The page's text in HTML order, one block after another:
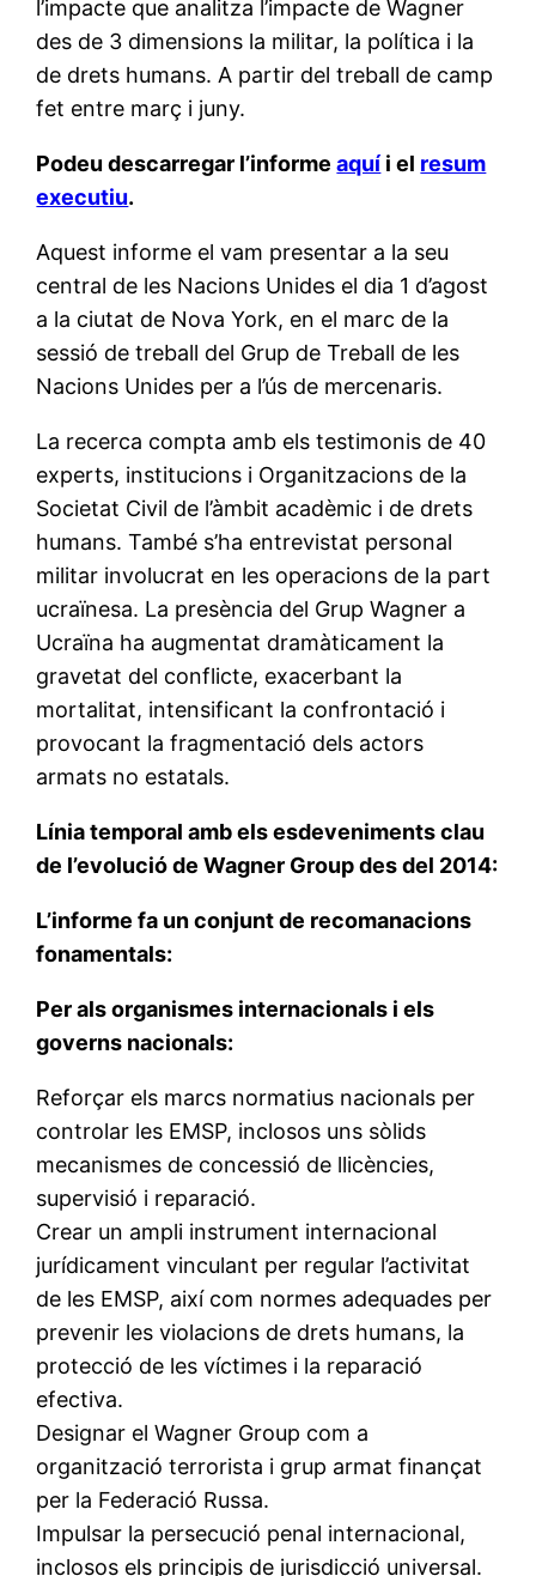
l’impacte que analitza l’impacte deWagner
des de 3 dimensions la militar, la política i la
de drets humans. A partir deltreball de camp
fet entre març i juny.
Podeu descarregar l’informeaquí i el resum
executiu.
Aquest informe el vam presentar a la seu
central de les Nacions Unides el dia 1 d’agost
a la ciutat de Nova York, en el marc de la
sessió de treball del Grup de Treball de les
Nacions Unides per a l’ús de mercenaris.
La recerca compta amb els testimonis de 40
experts, institucions i Organitzacions de la
Societat Civil de l’àmbit acadèmic i de drets
humans. També s’ha entrevistat personal
militar involucrat en les operacions de la part
ucraïnesa. La presència del Grup Wagner a
Ucraïna ha augmentat dramàticament la
gravetat del conflicte, exacerbant la
mortalitat, intensificant la confrontació i
provocant la fragmentació dels actors
armats no estatals.
Línia temporal amb els esdeveniments clau
de l’evolució de Wagner Group des del 2014:
L’informe fa un conjunt de recomanacions
fonamentals:
Per als organismes internacionals i els
governs nacionals:
Reforçar els marcs normatius nacionals per
controlar les EMSP, inclosos uns sòlids
mecanismes de concessió de llicències,
supervisió i reparació.
Crear un ampli instrument internacional
jurídicament vinculant per regular l’activitat
de les EMSP, així com normes adequades per
prevenir les violacions de drets humans, la
protecció de les víctimes i la reparació
efectiva.
Designar el Wagner Group com a
organització terrorista i grup armat finançat
per la Federació Russa.
Impulsar la persecució penal internacional,
inclosos els principis de jurisdicció universal.